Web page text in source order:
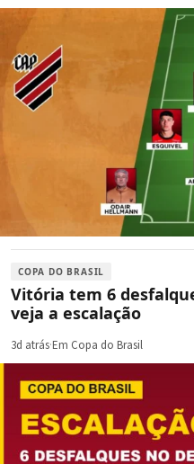
COPA DO BRASIL
Vitória tem 6
veja a escalação
3d atrás·Em Copa do Brasil